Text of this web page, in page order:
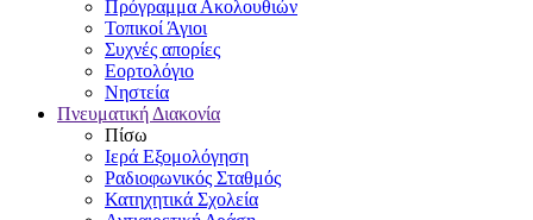
Πρόγραμμα Ακολουθιών
Τοπικοί Άγιοι
Συχνές απορίες
Εορτολόγιο
Νηστεία
Πνευματική Διακονία
Πίσω
Ιερά Εξομολόγηση
Ραδιοφωνικός Σταθμός
Κατηχητικά Σχολεία